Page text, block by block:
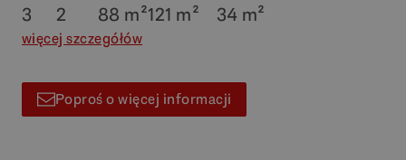
3 2 88 m²121 m² 34 m²
więcej szczegółów
Poproś o więcej informacji